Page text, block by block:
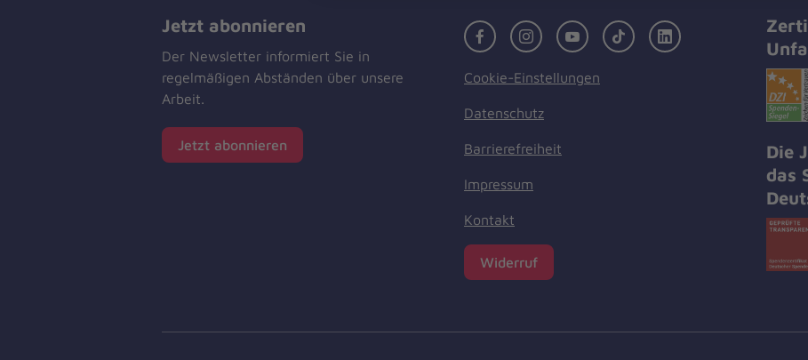
Jetzt abonnieren
Der Newsletter informiert Sie in
regelmäßigen Abständen über unsere
Arbeit.
Jetzt abonnieren
FacebookInstagramYoutubeTikTok LinkedIn
Cookie-Einstellungen
Datenschutz
Barrierefreiheit
Impressum
Kontakt
Widerruf
Die
das